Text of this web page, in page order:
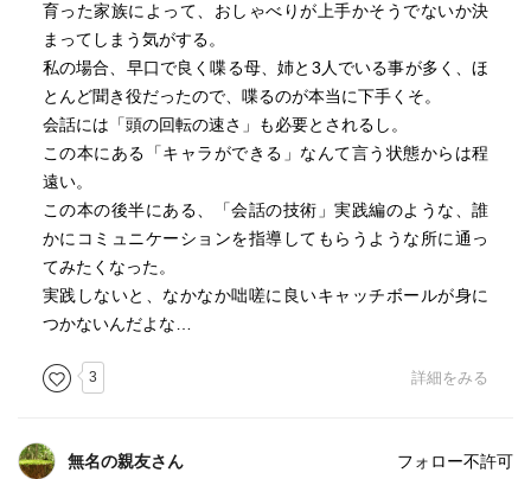
育った家族によって、おしゃべりが上手かそうでないか決
まってしまう気がする。
私の場合、早口で良く喋る母、姉と3人でいる事が多く、ほ
とんど聞き役だったので、喋るのが本当に下手くそ。
会話には「頭の回転の速さ」も必要とされるし。
この本にある「キャラができる」なんて言う状態からは程
遠い。
この本の後半にある、「会話の技術」実践編のような、誰
かにコミュニケーションを指導してもらうような所に通っ
てみたくなった。
実践しないと、なかなか咄嗟に良いキャッチボールが身に
つかないんだよな…
3 詳細をみる
無名の親友さん フォロー不許可